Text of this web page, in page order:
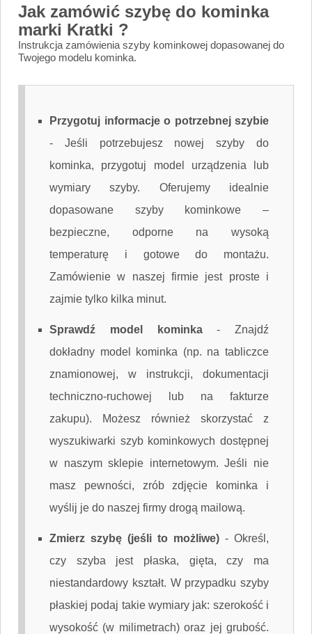
Jak zamówić szybę do kominka
marki Kratki ?
Instrukcja zamówienia szyby kominkowej dopasowanej do
Twojego modelu kominka.
Przygotuj informacje o potrzebnej szybie
- Jeśli potrzebujesz nowej szyby do
kominka, przygotuj model urządzenia lub
wymiary szyby. Oferujemy idealnie
dopasowane szyby kominkowe –
bezpieczne, odporne na wysoką
temperaturę i gotowe do montażu.
Zamówienie w naszej firmie jest proste i
zajmie tylko kilka minut.
Sprawdź model kominka- Znajdź
dokładny model kominka (np. na tabliczce
znamionowej, w instrukcji, dokumentacji
techniczno-ruchowej lub na fakturze
zakupu). Możesz również skorzystać z
wyszukiwarki szyb kominkowych dostępnej
w naszym sklepie internetowym. Jeśli nie
masz pewności, zrób zdjęcie kominka i
wyślij je do naszej firmy drogą mailową.
Zmierz szybę (jeśli to możliwe) - Określ,
czy szyba jest płaska, gięta, czy ma
niestandardowy kształt. W przypadku szyby
płaskiej podaj takie wymiary jak: szerokość i
wysokość (w milimetrach) oraz jej grubość.